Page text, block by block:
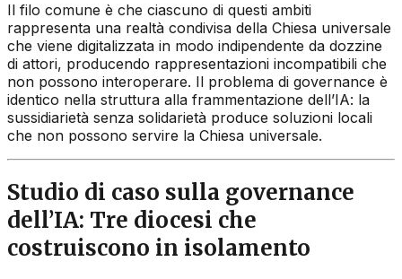
Il filo comune è che ciascuno di questi ambiti
rappresenta una realtà condivisa della Chiesa universale
che viene digitalizzata in modo indipendente da dozzine
di attori, producendo rappresentazioni incompatibili che
non possono interoperare. Il problema di governance è
identico nella struttura alla frammentazione dell’IA: la
sussidiarietà senza solidarietà produce soluzioni locali
che non possono servire la Chiesa universale.
Studio di caso sulla governance
dell’IA: Tre diocesi che
costruiscono in isolamento